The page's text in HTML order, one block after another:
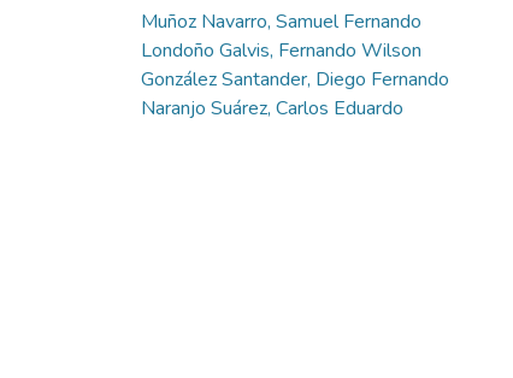
Muñoz Navarro, Samuel Fernando
Londoño Galvis, Fernando Wilson
González Santander, Diego Fernando
Naranjo Suárez, Carlos Eduardo